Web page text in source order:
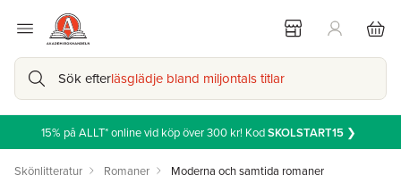
Sök efterläsglädje bland miljontals titlar
15% på ALLT* online vid köp över 300 kr! KodSKOLSTART15 ❯
Skönlitteratur Romaner Moderna och samtida romaner